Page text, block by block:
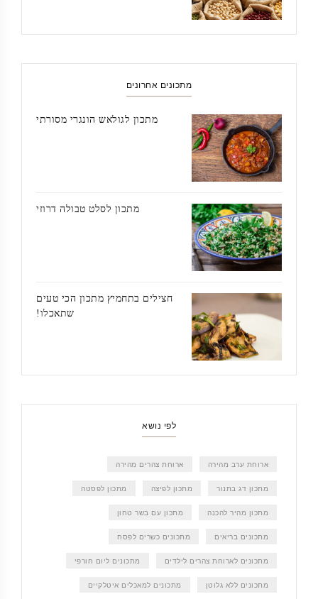
מתכונים אחרונים
מתכון לגולאש הונגרי מסורתי
מתכון לסלט טבולה דרוזי
חצילים בתחמיץ מתכון הכי טעים
שתאכלו!
לפי נושא
ארוחת ערב מהירה ארוחת צהרים מהירה
מתכון דג בתנור מתכון לפיצה מתכון לפסטה
מתכון מהיר להכנה מתכון עם בשר טחון
מתכונים בריאים מתכונים כשרים לפסח
מתכונים לארוחת צהרים לילדים מתכונים ליום חורפי
מתכונים ללא גלוטן מתכונים למאכלים איטלקיים